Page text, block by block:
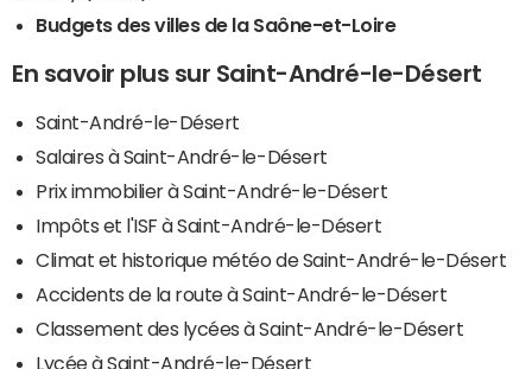
Budgets des villes de la Saône-et-Loire
En savoir plus sur Saint-André-le-Désert
Saint-André-le-Désert
Salaires à Saint-André-le-Désert
Prix immobilier à Saint-André-le-Désert
Impôts et l'ISF à Saint-André-le-Désert
Climat et historique météo de Saint-André-le-Désert
Accidents de la route à Saint-André-le-Désert
Classement des lycées à Saint-André-le-Désert
Lycée à Saint-André-le-Désert